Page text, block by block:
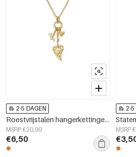
2-5 DAGEN
Roestvrijstalen hangerkettingen met hartvormige hanger, casual en eenvoudig model, dames sieraden.
MSRP €20,99
€6,50
2-5
MSRP